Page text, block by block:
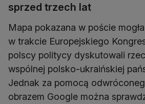
sprzed trzech lat
Mapa pokazana w poście
w trakcie Europejskiego
polscy politycy dyskutowali
wspólnej polsko-ukraińskiej
Jednak za pomocą
obrazem Google można